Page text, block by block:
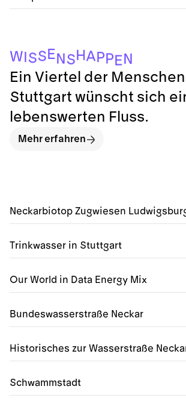
Neckarbiotop Zugwiesen
Trinkwasser in Stuttgart
Our World in Data Energy Mix
Bundeswasserstraße Neckar
Historisches zur Wasserstraße
Schwammstadt
W SSENSHA PPEN
Ein Viertel der
Stuttgart wünscht sich
lebenswerten Fluss.
Mehr erfahren